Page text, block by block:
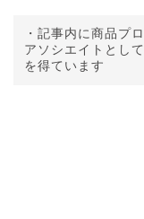
・記事内に商品プ
アソシエイトとし
を得ています